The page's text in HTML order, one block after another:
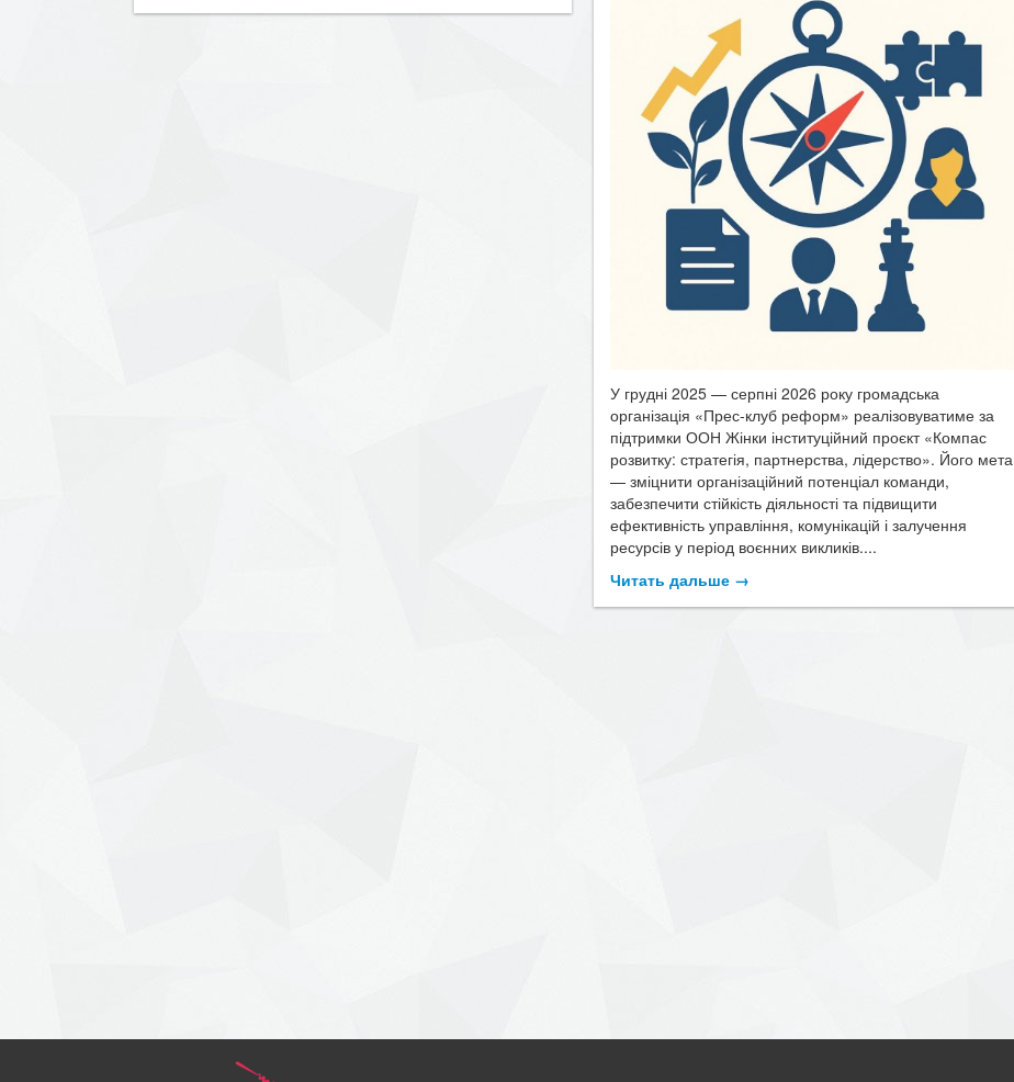
У грудні 2025 — серпні 2026 року громадська
організація «Прес-клуб реформ» реалізовуватиме за
підтримки ООН Жінки інституційний проєкт «Компас
розвитку: стратегія, партнерства, лідерство». Його мета
— зміцнити організаційний потенціал команди,
забезпечити стійкість діяльності та підвищити
ефективність управління, комунікацій і залучення
ресурсів у період воєнних викликів....
Читать дальше →